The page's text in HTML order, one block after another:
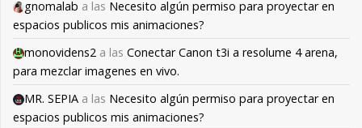
gnomalab a las Necesito algún permiso para proyectar en
espacios publicos mis animaciones?
monovidens2 a las Conectar Canon t3i a resolume 4 arena,
para mezclar imagenes en vivo.
MR. SEPIA a las Necesito algún permiso para proyectar en
espacios publicos mis animaciones?